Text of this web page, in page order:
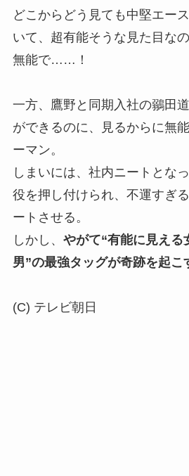
どこからどう見ても中堅エー
いて、超有能そうな見た目な
無能で……！
一方、鷹野と同期入社の鶸田
ができるのに、見るからに無
ーマン。
しまいには、社内ニートとな
役を押し付けられ、不運すぎ
ートさせる。
しかし、 やがて“有能に見える
男”の最強タッグが奇跡を起
(C) テレビ朝日